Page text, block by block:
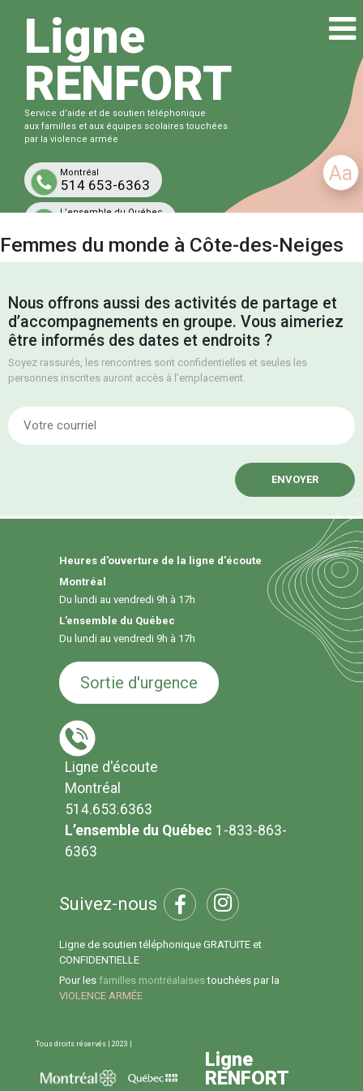
Aa
Ligne
RENFORT
Service d’aide et de soutien téléphonique
aux familles et aux équipes scolaires touchées
par la violence armée
Montréal
514 653-6363
L’ensemble du Québec
Gratuit et confidentiel
Ligne d'écoute 514.653.6363
Femmes du monde à Côte-des-Neiges
Nous offrons aussi des activités de partage et
d’accompagnements en groupe. Vous aimeriez
être informés des dates et endroits ?
Soyez rassurés, les rencontres sont confidentielles et seules les
personnes inscrites auront accès à l’emplacement.
Heures d'ouverture de la ligne d'écoute
Montréal
Du lundi au vendredi 9h à 17h
L’ensemble du Québec
Du lundi au vendredi 9h à 17h
Sortie d'urgence
Ligne d'écoute
Montréal
514.653.6363
L’ensemble du Québec 1-833-863-
6363
Suivez-nous
Ligne de soutien téléphonique GRATUITE et
CONFIDENTIELLE
Pour les familles montréalaisestouchées par la
VIOLENCE ARMÉE
Tous droits réservés | 2023 |
Ligne
RENFORT